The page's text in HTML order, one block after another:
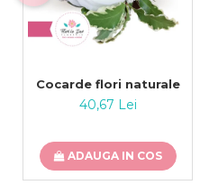
Cocarde flori naturale
40,67 Lei
ADAUGA IN COS